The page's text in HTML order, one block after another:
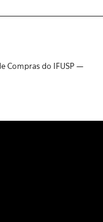
Compras do IFUSP —